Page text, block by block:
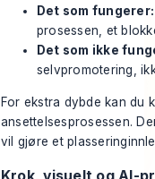
Det som fungerer:
prosessen, et
Det som ikke
selvpromotering,
For ekstra dybde kan du
ansettelsesprosessen.
vil gjøre et